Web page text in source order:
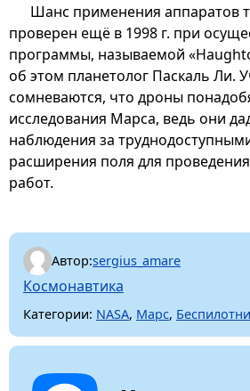
Шанс применения аппаратов
проверен ещё в 1998 г. при
программы, называемой
об этом планетолог Паскаль Ли.
сомневаются, что дроны
исследования Марса, ведь они
наблюдения за
расширения поля для
работ.
Автор:sergius_amare
Космонавтика
Категории: NASA, Марс,